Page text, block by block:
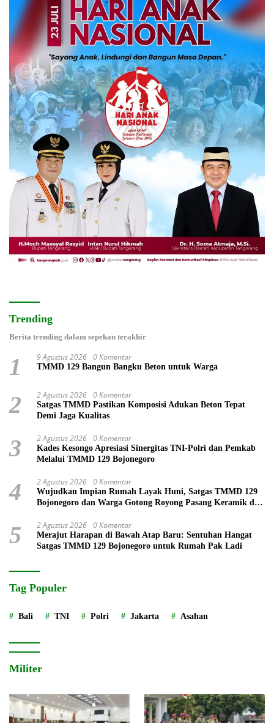
Trending
Berita trending dalam sepekan terakhir
1 9 Agustus 2026 0 Komentar
TMMD 129 Bangun Bangku Beton untuk Warga
2 2 Agustus 2026 0 Komentar
Satgas TMMD Pastikan Komposisi Adukan Beton Tepat
Demi Jaga Kualitas
3 2 Agustus 2026 0 Komentar
Kades Kesongo Apresiasi Sinergitas TNI-Polri dan Pemkab
Melalui TMMD 129 Bojonegoro
4 2 Agustus 2026 0 Komentar
Wujudkan Impian Rumah Layak Huni, Satgas TMMD 129
Bojonegoro dan Warga Gotong Royong Pasang Keramik di
5 2 Agustus 2026 0 Komentar
Merajut Harapan di Bawah Atap Baru: Sentuhan Hangat
Satgas TMMD 129 Bojonegoro untuk Rumah Pak Ladi
Tag Populer
Bali TNI Polri Jakarta Asahan
Militer